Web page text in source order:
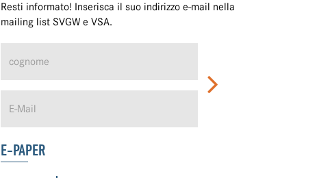
Resti informato! Inserisca il suo indirizzo e-mail nella
mailing list SVGW e VSA.
E-PAPER